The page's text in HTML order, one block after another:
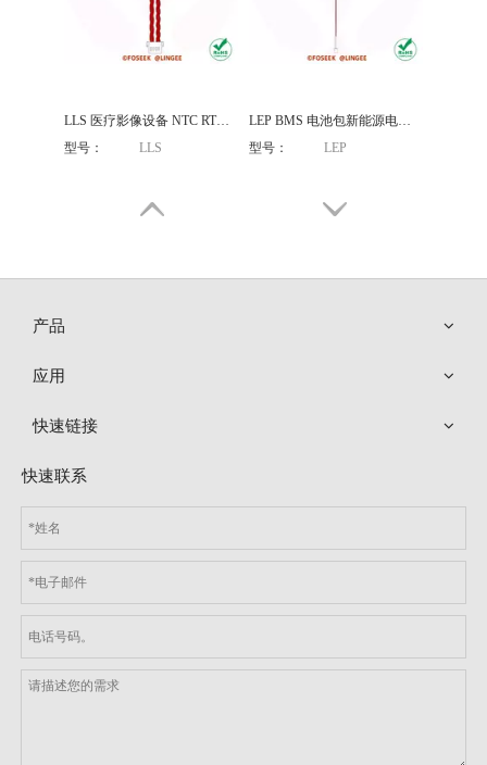
LLS 医疗影像设备 NTC RTD 温度传感器双探头
型号：
LLS
LEP BMS 电池包新能源电池分容化成温度传感器探头
型号：
LEP
产品
应用
快速链接
快速联系